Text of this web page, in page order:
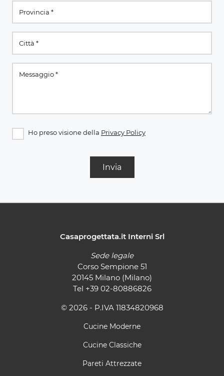
Ho preso visione della Privacy Policy
Invia
Casaprogettata.it Interni Srl
Sede legale
Corso Sempione 51
20145 Milano (Milano)
Tel +39 02-80886826
© 2026 - P.IVA 11834820968
Cucine Moderne
Cucine Classiche
Pareti Attrezzate